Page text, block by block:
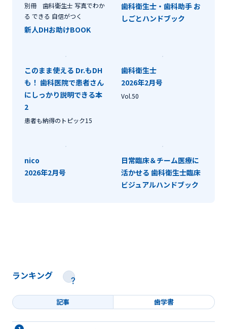
別冊 歯科衛生士 写真でわか
る できる 自信がつく
新人DHお助けBOOK
歯科衛生士・歯科助手 お
しごとハンドブック
このまま使える Dr.もDH
も！ 歯科医院で患者さん
にしっかり説明できる本
2
患者も納得のトピック15
歯科衛生士
2026年2月号
Vol.50
nico
2026年2月号
日常臨床＆チーム医療に
活かせる 歯科衛生士臨床
ビジュアルハンドブック
ランキング
記事 歯学書